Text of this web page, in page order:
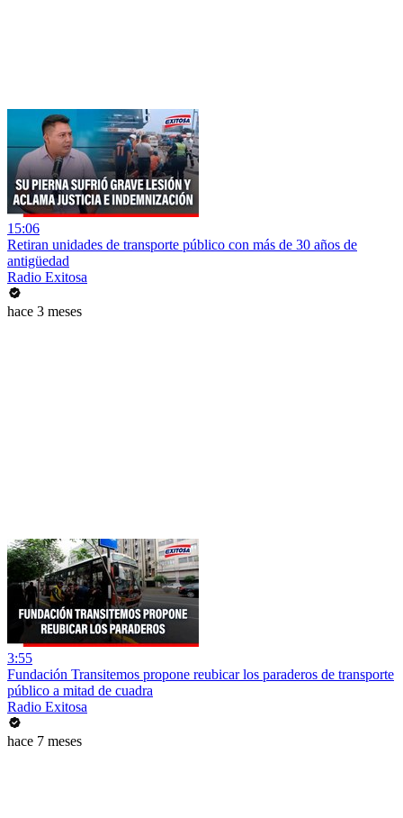
15:06
Retiran unidades de transporte público con más de 30 años de
antigüedad
Radio Exitosa
hace 3 meses
3:55
Fundación Transitemos propone reubicar los paraderos de transporte
público a mitad de cuadra
Radio Exitosa
hace 7 meses